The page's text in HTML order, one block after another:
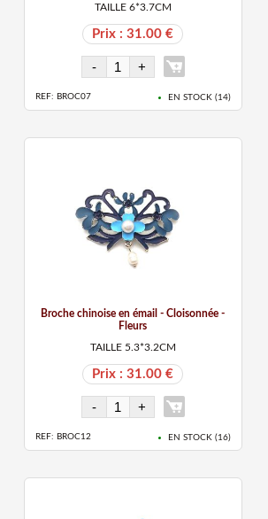
TAILLE 6*3.7CM
Prix : 31.00 €
REF: BROC07 EN STOCK ( 14)
Broche chinoise en émail - Cloisonnée -
Fleurs
TAILLE 5.3*3.2CM
Prix : 31.00 €
REF: BROC12 EN STOCK ( 16)